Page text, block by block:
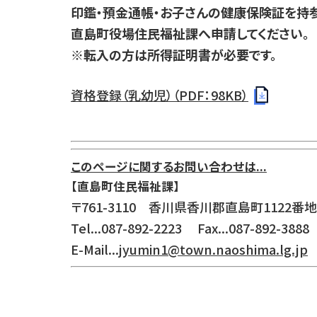
印鑑・預金通帳・お子さんの健康保険証を持
直島町役場住民福祉課へ申請してください。
※転入の方は所得証明書が必要です。
資格登録（乳幼児）（PDF：98KB）
このページに関するお問い合わせは...
【直島町住民福祉課】
〒761-3110 香川県香川郡直島町1122番
Tel...087-892-2223 Fax...087-892-3888
E-Mail...jyumin1@town.naoshima.lg.jp